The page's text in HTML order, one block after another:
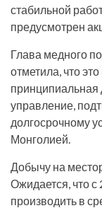
стабильной
предусмотрен
Глава медного
отметила, что
принципиальная
управление,
долгосрочному
Монголией.
Добычу на
Ожидается, что с
производить в